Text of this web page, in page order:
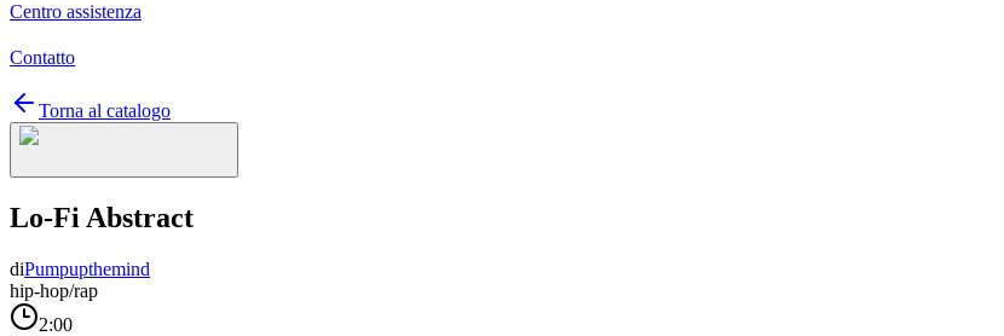
Centro assistenza
Contatto
Torna al catalogo
Lo-Fi Abstract
diPumpupthemind
hip-hop/rap
2:00